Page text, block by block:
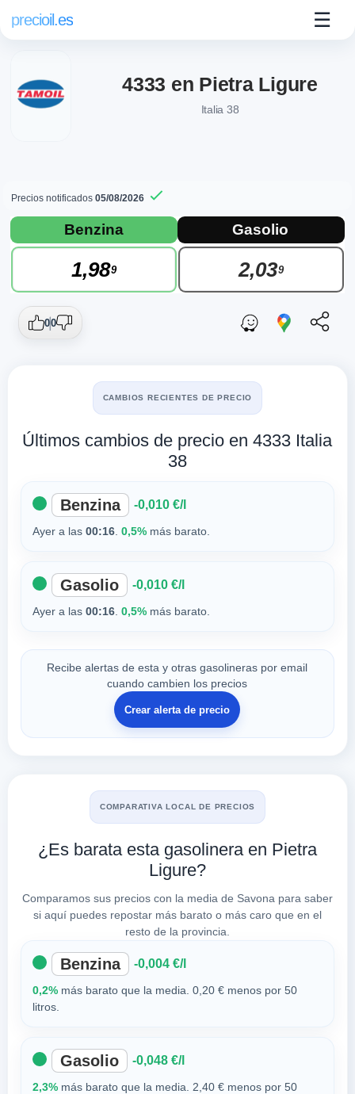
precioil.es ☰
4333 en Pietra Ligure
Italia 38
Precios notificados05/08/2026
Precios actuales de combustibles en
Consulta los precios actuales de la gasolinera Tamoil 4333
Benzina
1,989
Gasolio
2,039
00
CAMBIOS RECIENTES DE PRECIO
Últimos cambios de precio en 4333 Italia
38
Benzina -0,010 €/l
Ayer a las 00:16. 0,5%más barato.
Gasolio -0,010 €/l
Ayer a las 00:16. 0,5%más barato.
Recibe alertas de esta y otras gasolineras por email
cuando cambien los precios
Crear alerta de precio
COMPARATIVA LOCAL DE PRECIOS
¿Es barata esta gasolinera en Pietra
Ligure?
Comparamos sus precios con la media de Savona para saber
si aquí puedes repostar más barato o más caro que en el
resto de la provincia.
Benzina -0,004 €/l
0,2%más barato que la media. 0,20 € menos por 50
litros.
Gasolio -0,048 €/l
2,3%más barato que la media. 2,40 € menos por 50